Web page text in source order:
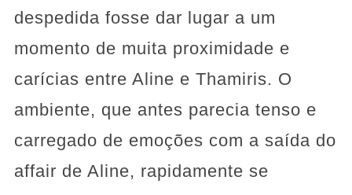
despedida fosse dar lugar a um
momento de muita proximidade e
carícias entre Aline e Thamiris. O
ambiente, que antes parecia tenso e
carregado de emoções com a saída do
affair de Aline, rapidamente se